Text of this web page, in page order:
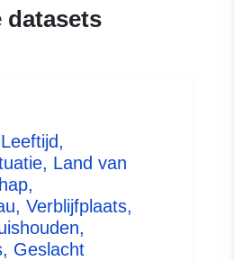
North Gate II & III - INS
https://statbel.fgov.be/
Statbel (Generaldirektion
Statistik - Statistics Belgium)
E-mail:
mailto:statbel@economie.fgov.be
datasets
Land van
Verblijfplaats,
Geslacht